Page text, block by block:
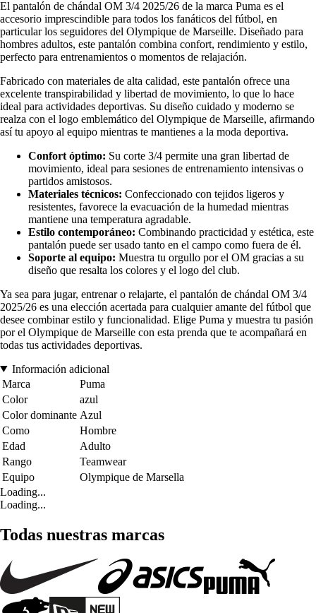
El pantalón de chándal OM 3/4 2025/26 de la marca Puma es el
accesorio imprescindible para todos los fanáticos del fútbol, en
particular los seguidores del Olympique de Marseille. Diseñado para
hombres adultos, este pantalón combina confort, rendimiento y estilo,
perfecto para entrenamientos o momentos de relajación.
Fabricado con materiales de alta calidad, este pantalón ofrece una
excelente transpirabilidad y libertad de movimiento, lo que lo hace
ideal para actividades deportivas. Su diseño cuidado y moderno se
realza con el logo emblemático del Olympique de Marseille, afirmando
así tu apoyo al equipo mientras te mantienes a la moda deportiva.
Confort óptimo: Su corte 3/4 permite una gran libertad de
movimiento, ideal para sesiones de entrenamiento intensivas o
partidos amistosos.
Materiales técnicos: Confeccionado con tejidos ligeros y
resistentes, favorece la evacuación de la humedad mientras
mantiene una temperatura agradable.
Estilo contemporáneo: Combinando practicidad y estética, este
pantalón puede ser usado tanto en el campo como fuera de él.
Soporte al equipo: Muestra tu orgullo por el OM gracias a su
diseño que resalta los colores y el logo del club.
Ya sea para jugar, entrenar o relajarte, el pantalón de chándal OM 3/4
2025/26 es una elección acertada para cualquier amante del fútbol que
desee combinar estilo y funcionalidad. Elige Puma y muestra tu pasión
por el Olympique de Marseille con esta prenda que te acompañará en
todas tus actividades deportivas.
Información adicional
Marca
Puma
Color
azul
Color dominante Azul
Como
Hombre
Edad
Adulto
Rango
Teamwear
Equipo
Olympique de Marsella
Loading...
Loading...
Todas nuestras marcas